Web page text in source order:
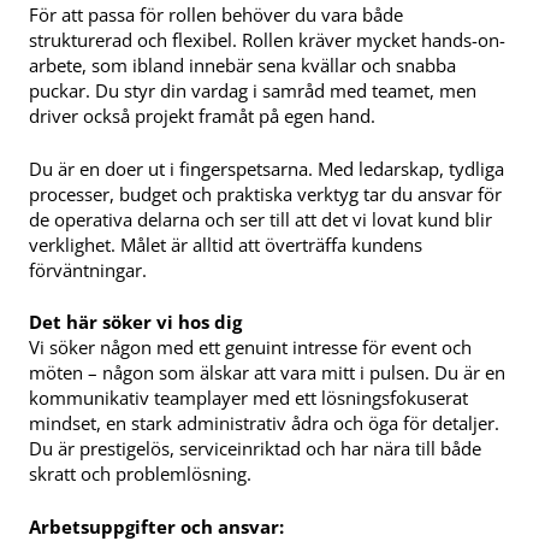
För att passa för rollen behöver du vara både
strukturerad och flexibel. Rollen kräver mycket hands-on-
arbete, som ibland innebär sena kvällar och snabba
puckar. Du styr din vardag i samråd med teamet, men
driver också projekt framåt på egen hand.
Du är en doer ut i fingerspetsarna. Med ledarskap, tydliga
processer, budget och praktiska verktyg tar du ansvar för
de operativa delarna och ser till att det vi lovat kund blir
verklighet. Målet är alltid att överträffa kundens
förväntningar.
Det här söker vi hos dig
Vi söker någon med ett genuint intresse för event och
möten – någon som älskar att vara mitt i pulsen. Du är en
kommunikativ teamplayer med ett lösningsfokuserat
mindset, en stark administrativ ådra och öga för detaljer.
Du är prestigelös, serviceinriktad och har nära till både
skratt och problemlösning.
Arbetsuppgifter och ansvar: